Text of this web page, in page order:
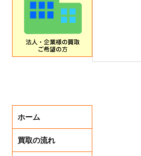
ホーム
買取の流れ